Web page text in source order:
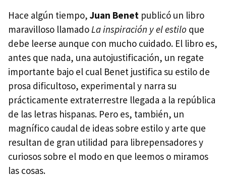
Hace algún tiempo, Juan Benet publicó un libro
maravilloso llamado La inspiración y el estilo que
debe leerse aunque con mucho cuidado. El libro es,
antes que nada, una autojustificación, un regate
importante bajo el cual Benet justifica su estilo de
prosa dificultoso, experimental y narra su
prácticamente extraterrestre llegada a la república
de las letras hispanas. Pero es, también, un
magnífico caudal de ideas sobre estilo y arte que
resultan de gran utilidad para librepensadores y
curiosos sobre el modo en que leemos o miramos
las cosas.